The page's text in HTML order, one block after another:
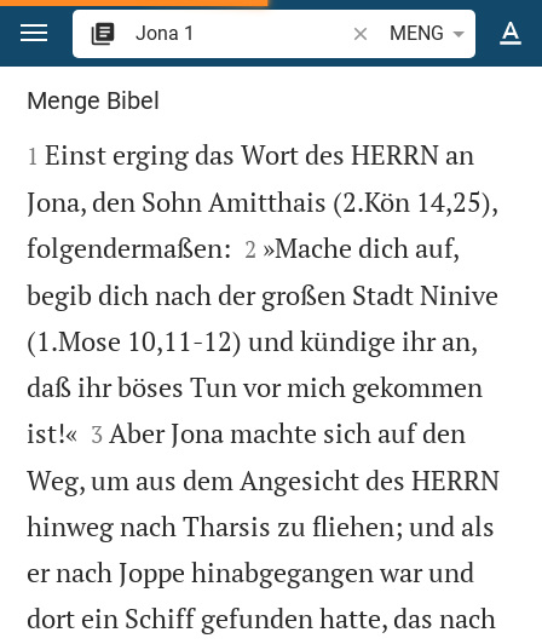
Zum Inhalt springen
Bibelstelle oder
MENG
Jona 1
Menge Bibel

1 Einst erging das Wort des HERRN an
Jona, den Sohn Amitthais (2.Kön 14,25),
folgendermaßen: 

2 »Mache dich auf,
begib dich nach der großen Stadt Ninive
(1.Mose 10,11-12) und kündige ihr an,
daß ihr böses Tun vor mich gekommen
ist!« 

3 Aber Jona machte sich auf den
Weg, um aus dem Angesicht des HERRN
hinweg nach Tharsis zu fliehen; und als
er nach Joppe hinabgegangen war und
dort ein Schiff gefunden hatte, das nach